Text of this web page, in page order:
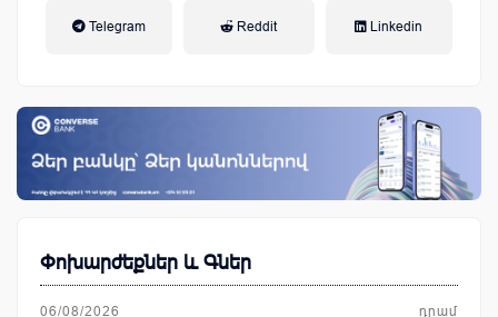
Telegram Reddit Linkedin
Փոխարժեքներ և Գներ
06/08/2026 դրամ